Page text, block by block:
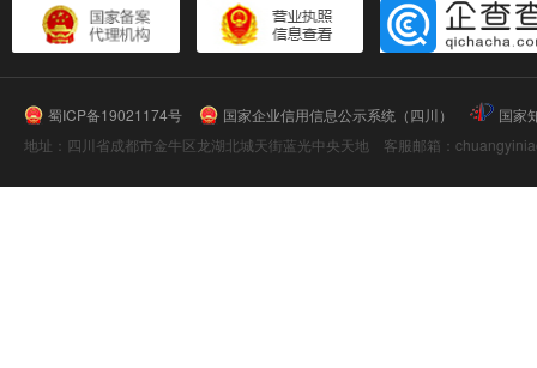
蜀ICP备19021174号 国家企业信用信息公示系统（四川）
国家
地址：四川省成都市金牛区龙湖北城天街蓝光中央天地 客服邮箱：